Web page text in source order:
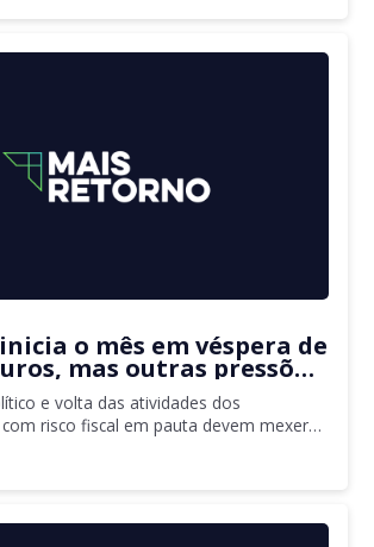
o mês em véspera de
mas outras pressões
de fevereiro
e volta das atividades dos
risco fiscal em pauta devem mexer